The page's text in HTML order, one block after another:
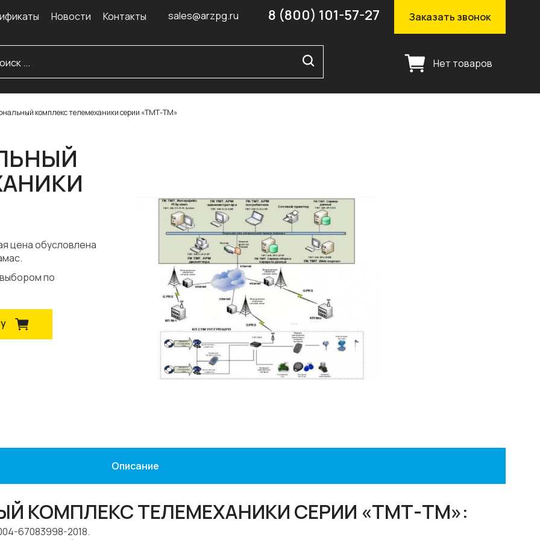
Новости Контакты 8 (800) 101-57-27
sales@arzpg.ru Заказать звонок
Нет товаров
комплекс телемеханики серии «ТМТ-ТМ»
цена обусловлена
по
Описание
КОМПЛЕКС ТЕЛЕМЕХАНИКИ СЕРИИ «ТМТ-ТМ»:
67083998-2018.